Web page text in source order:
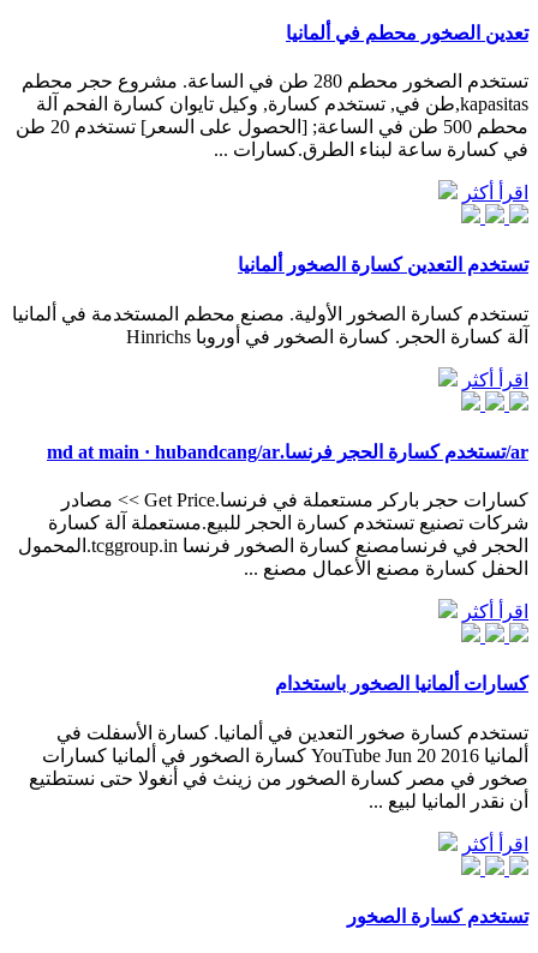
تعدين الصخور محطم في ألمانيا
تستخدم الصخور محطم 280 طن في الساعة. مشروع حجر محطم
kapasitas,طن في, تستخدم كسارة, وكيل تايوان كسارة الفحم آلة
محطم 500 طن في الساعة; [الحصول على السعر] تستخدم 20 طن
في كسارة ساعة لبناء الطرق.كسارات ...
اقرأ أكثر
تستخدم التعدين كسارة الصخور ألمانيا
تستخدم كسارة الصخور الأولية. مصنع محطم المستخدمة في ألمانيا
آلة كسارة الحجر. كسارة الصخور في أوروبا Hinrichs
اقرأ أكثر
ar/تستخدم كسارة الحجر فرنسا.md at main · hubandcang/ar
كسارات حجر باركر مستعملة في فرنسا.Get Price >> مصادر
شركات تصنيع تستخدم كسارة الحجر للبيع.مستعملة آلة كسارة
الحجر في فرنسامصنع كسارة الصخور فرنسا tcggroup.in.المحمول
الحفل كسارة مصنع الأعمال مصنع ...
اقرأ أكثر
كسارات ألمانيا الصخور باستخدام
تستخدم كسارة صخور التعدين في ألمانيا. كسارة الأسفلت في
ألمانيا ‫كسارة الصخور في ألمانيا‬‎ YouTube Jun 20 2016 كسارات
صخور في مصر كسارة الصخور من زينث في أنغولا حتى نستطتيع
أن نقدر المانيا لبيع ...
اقرأ أكثر
تستخدم كسارة الصخور